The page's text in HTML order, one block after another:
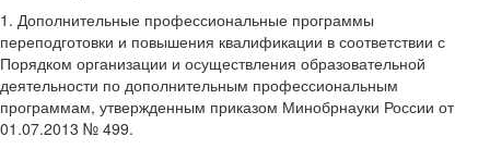
1. Дополнительные профессиональные программы
переподготовки и повышения квалификации в соответствии с
Порядком организации и осуществления образовательной
деятельности по дополнительным профессиональным
программам, утвержденным приказом Минобрнауки России от
01.07.2013 № 499.